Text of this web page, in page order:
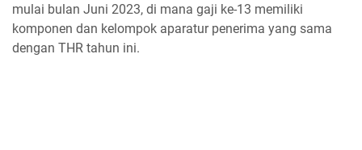
mulai bulan Juni 2023, di mana gaji ke-13 memiliki
komponen dan kelompok aparatur penerima yang sama
dengan THR tahun ini.